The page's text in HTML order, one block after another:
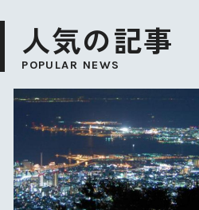
人気の記事
POPULAR NEWS